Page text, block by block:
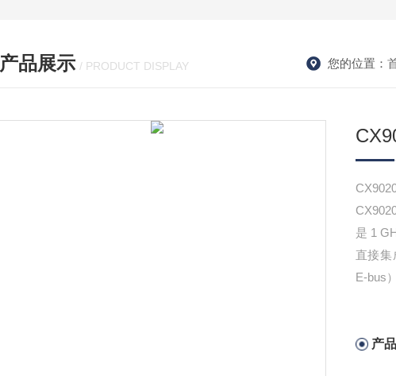
产品展示 / PRODUCT DISPLAY 您的位置：
是 1
直接
E-bus
产